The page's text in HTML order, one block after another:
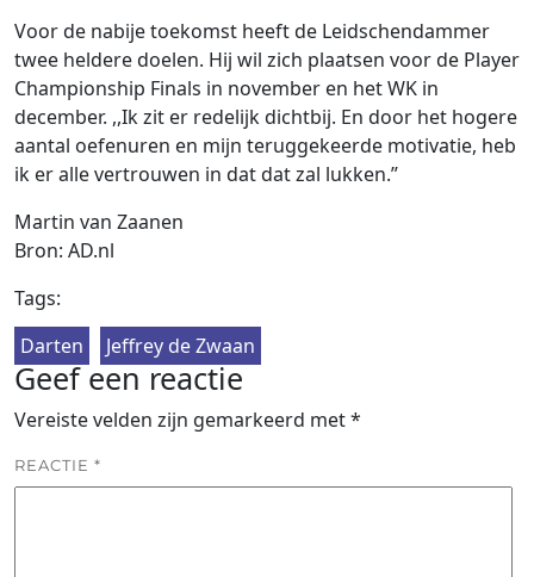
Voor de nabije toekomst heeft de Leidschendammer
twee heldere doelen. Hij wil zich plaatsen voor de Player
Championship Finals in november en het WK in
december. ,,Ik zit er redelijk dichtbij. En door het hogere
aantal oefenuren en mijn teruggekeerde motivatie, heb
ik er alle vertrouwen in dat dat zal lukken.”
Martin van Zaanen
Bron: AD.nl
Tags:
Darten
Jeffrey de Zwaan
Geef een reactie
Vereiste velden zijn gemarkeerd met*
REACTIE *